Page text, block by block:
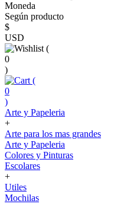
Moneda
Según producto
$
USD
(
0
)
(
0
)
Arte y Papeleria
+
Arte para los mas grandes
Arte y Papeleria
Colores y Pinturas
Escolares
+
Utiles
Mochilas